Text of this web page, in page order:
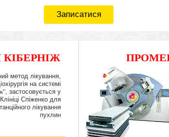
Записатися
КІБЕРНІЖ
метод лікування,
на системі
, застосовується у
Клініці Спіженко для
лікування
пухлин